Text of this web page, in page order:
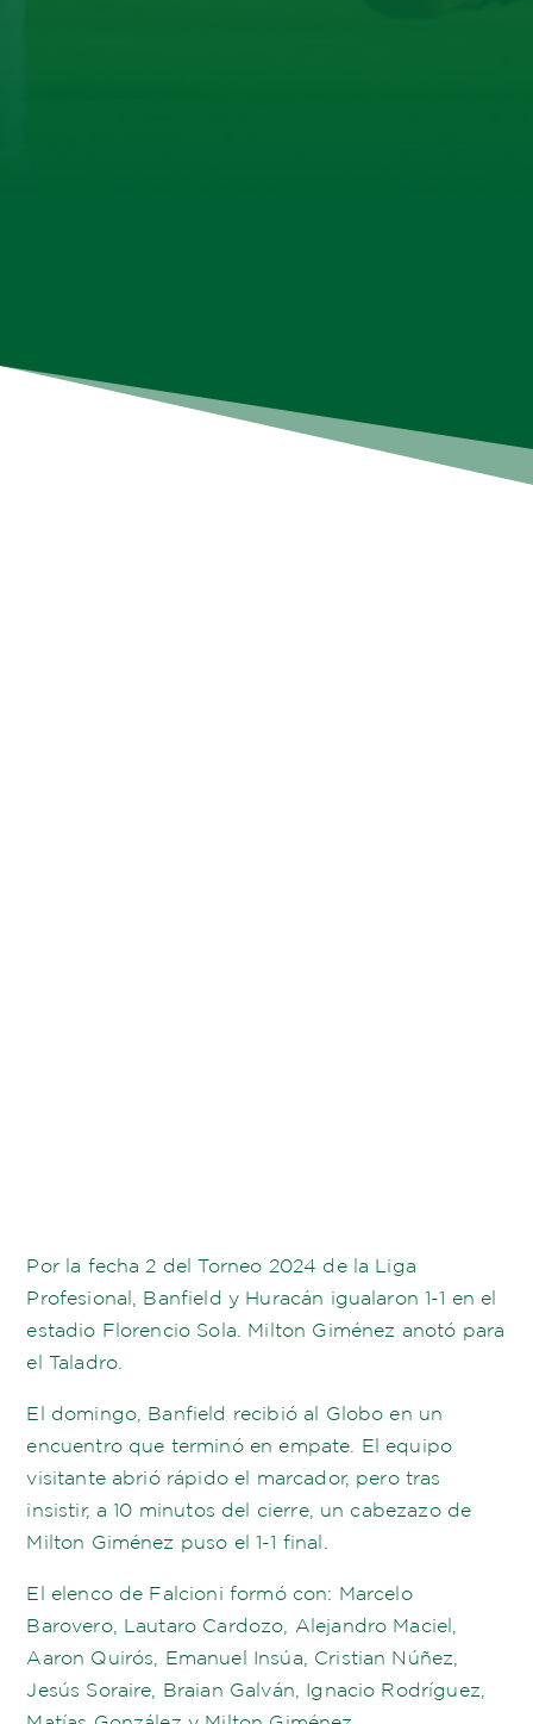
Por la fecha 2 del Torneo 2024 de la Liga
Profesional, Banfield y Huracán igualaron 1-1 en el
estadio Florencio Sola. Milton Giménez anotó para
el Taladro.
El domingo, Banfield recibió al Globo en un
encuentro que terminó en empate. El equipo
visitante abrió rápido el marcador, pero tras
insistir, a 10 minutos del cierre, un cabezazo de
Milton Giménez puso el 1-1 final.
El elenco de Falcioni formó con: Marcelo
Barovero, Lautaro Cardozo, Alejandro Maciel,
Aaron Quirós, Emanuel Insúa, Cristian Núñez,
Jesús Soraire, Braian Galván, Ignacio Rodríguez,